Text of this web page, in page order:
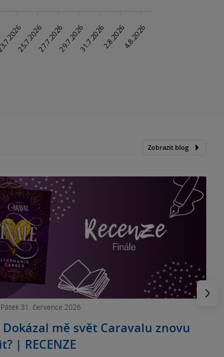
Zobrazit blog
Pátek 31. července 2026
Dokázal mě svět Caravalu znovu
| RECENZE